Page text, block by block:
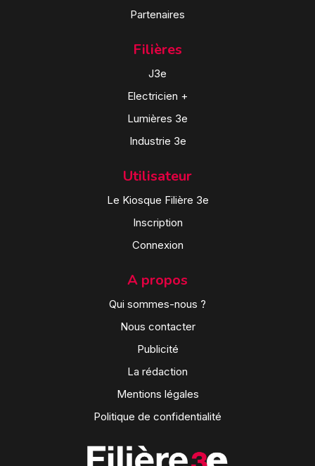
Partenaires
Filières
J3e
Electricien +
Lumières 3e
Industrie 3e
Utilisateur
Le Kiosque Filière 3e
Inscription
Connexion
A propos
Qui sommes-nous ?
Nous contacter
Publicité
La rédaction
Mentions légales
Politique de confidentialité